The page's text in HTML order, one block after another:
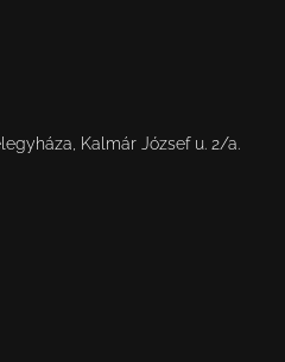
Kalmár József u. 2/a.